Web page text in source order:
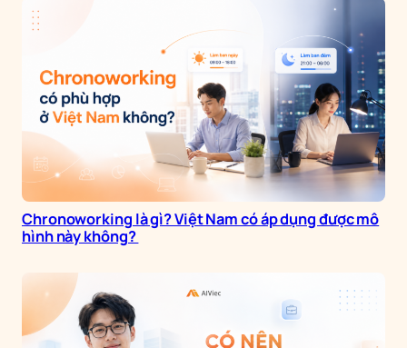
Chronoworking là gì? Việt Nam có áp dụng được mô
hình này không?